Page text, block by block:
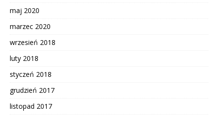
maj 2020
marzec 2020
wrzesień 2018
luty 2018
styczeń 2018
grudzień 2017
listopad 2017